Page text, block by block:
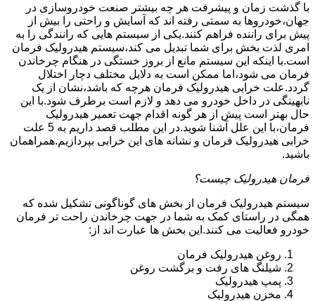
با گذشت زمان و پیشرفت هر چه بیشتر صنعت خودروسازی در
جهان،خودروها به سمتی رفته اند که آسایش و راحتی را بیش از
پیش برای راننده فراهم کنند.یکی از سیستم هایی که رانندگی را به
امری لذت بخش برای شما تبدیل می کند،سیستم هیدرولیک فرمان
است.با اینکه این سیستم مانع از بروز خستگی در هنگام چرخاندن
فرمان می شود،اما ممکن است به دلایل مختلف دچار اختلال
گردد.علت خرابی هیدرولیک فرمان هرچه که باشد،نشان از یک
نابهینگی در داخل خودرو می دهد و لازم است برطرف شود.با این
حال بهتر است پیش از هر گونه اقدام جهت تعمیر هیدرولیک
فرمان،با این علل آشنا شوید.در این مطلب قصد داریم به 5 علت
خرابی هیدرولیک فرمان و نشانه های این خرابی بپردازیم.همراهمان
باشید.
فرمان هیدرولیک چیست؟
سیستم هیدرولیک فرمان از بخش های گوناگونی تشکیل شده که
همگی در راستای کمک به شما در جهت چرخاندن راحت تر فرمان
خودرو فعالیت می کنند.این بخش ها عبارت اند از:
روغن هیدرولیک فرمان
شیلنگ های رفت و برگشت روغن
پمپ هیدرولیک
مخزن هیدرولیک